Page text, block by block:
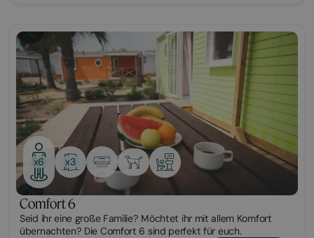
Bungalow
x6 x3
Comfort 6
Seid ihr eine große Familie? Möchtet ihr mit allem Komfort
übernachten? Die Comfort 6 sind perfekt für euch.